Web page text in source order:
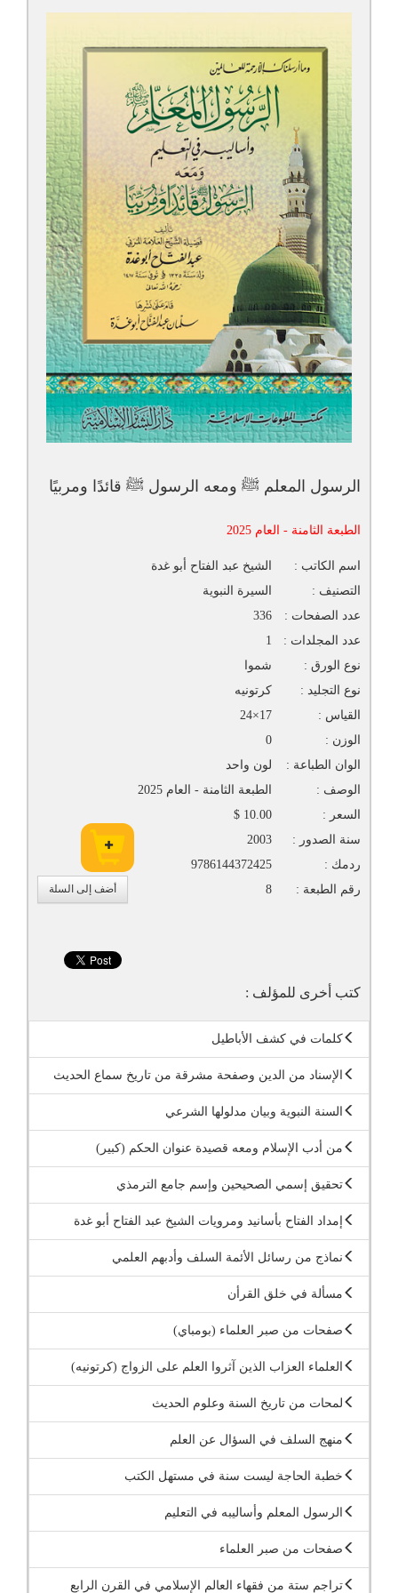
أضف إلى السلة
الرسول المعلم ﷺ ومعه الرسول ﷺ قائدًا ومربيًا
الطبعة الثامنة - العام 2025
اسم الكاتب :
الشيخ عبد الفتاح أبو غدة
التصنيف :
السيرة النبوية
عدد الصفحات :
336
عدد المجلدات :
1
نوع الورق :
شموا
نوع التجليد :
كرتونيه
القياس :
17×24
الوزن :
0
الوان الطباعة :
لون واحد
الوصف :
الطبعة الثامنة - العام 2025
السعر :
10.00 $
سنة الصدور :
2003
ردمك :
9786144372425
رقم الطبعة :
8
كتب أخرى للمؤلف :
كلمات في كشف الأباطيل
الإسناد من الدين وصفحة مشرقة من تاريخ سماع الحديث
السنة النبوية وبيان مدلولها الشرعي
من أدب الإسلام ومعه قصيدة عنوان الحكم (كبير)
تحقيق إسمي الصحيحين وإسم جامع الترمذي
إمداد الفتاح بأسانيد ومرويات الشيخ عبد الفتاح أبو غدة
نماذج من رسائل الأئمة السلف وأدبهم العلمي
مسألة في خلق القرأن
صفحات من صبر العلماء (بومباي)
العلماء العزاب الذين آثروا العلم على الزواج (كرتونيه)
لمحات من تاريخ السنة وعلوم الحديث
منهج السلف في السؤال عن العلم
خطبة الحاجة ليست سنة في مستهل الكتب
الرسول المعلم وأساليبه في التعليم
صفحات من صبر العلماء
تراجم ستة من فقهاء العالم الإسلامي في القرن الرابع